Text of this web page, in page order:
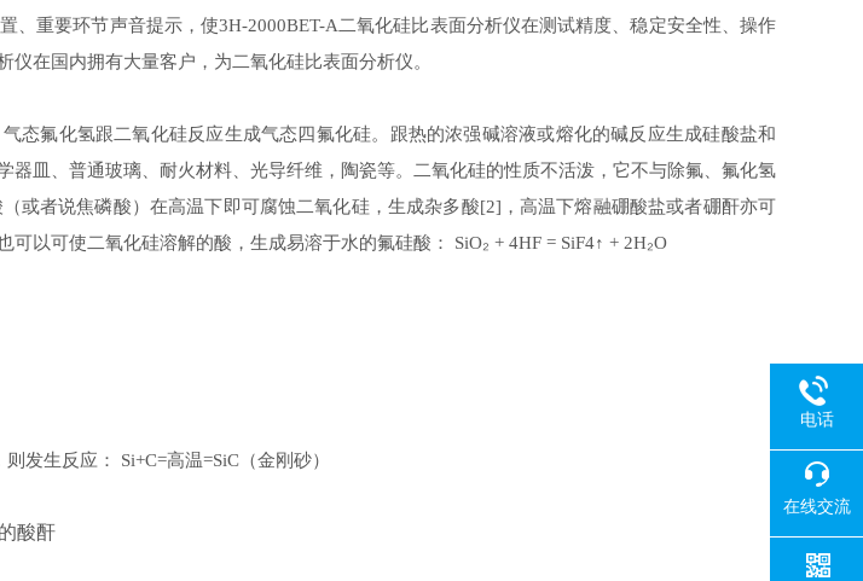
、重要环节声音提示，使3H-2000BET-A二氧化硅比表面分析仪在测试精度、稳定安全性、操作
仪在国内拥有大量客户，为二氧化硅比表面分析仪。
氟化氢跟二氧化硅反应生成气态四氟化硅。跟热的浓强碱溶液或熔化的碱反应生成硅酸盐和
皿、普通玻璃、耐火材料、光导纤维，陶瓷等。二氧化硅的性质不活泼，它不与除氟、氟化氢
或者说焦磷酸）在高温下即可腐蚀二氧化硅，生成杂多酸[2] ，高温下熔融硼酸盐或者硼酐亦可
以可使二氧化硅溶解的酸，生成易溶于水的氟硅酸：
SiO₂ + 4HF = SiF4↑ + 2H₂O
则发生反应： Si+C=高温=SiC （金刚砂）
酸酐
电话
在线交流